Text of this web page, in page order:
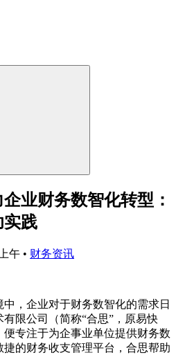
业财务数智化转型：
实践
午 • 财务资讯
，企业对于财务数智化的需求日
限公司（简称“合思”，原易快
便专注于为企事业单位提供财务数
的财务收支管理平台，合思帮助